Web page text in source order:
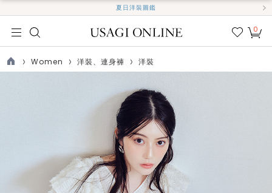
夏日洋裝圖鑑
我的
0
TOP
Women 洋裝、連身褲 洋裝